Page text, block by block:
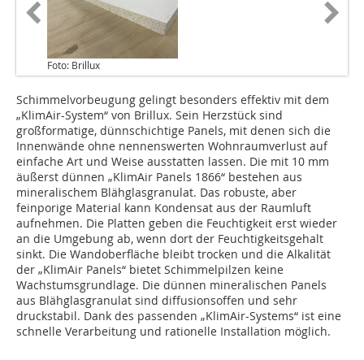
Foto: Brillux
Schimmelvorbeugung gelingt besonders effektiv mit dem
„KlimAir-System“ von Brillux. Sein Herzstück sind
großformatige, dünnschichtige Panels, mit denen sich die
Innenwände ohne nennenswerten Wohnraumverlust auf
einfache Art und Weise ausstatten lassen. Die mit 10 mm
äußerst dünnen „KlimAir Panels 1866“ bestehen aus
mineralischem Blähglasgranulat. Das robuste, aber
feinporige Material kann Kondensat aus der Raumluft
aufnehmen. Die Platten geben die Feuchtigkeit erst wieder
an die Umgebung ab, wenn dort der Feuchtigkeitsgehalt
sinkt. Die Wandoberfläche bleibt trocken und die Alkalität
der „KlimAir Panels“ bietet Schimmelpilzen keine
Wachstumsgrundlage. Die dünnen mineralischen Panels
aus Blähglasgranulat sind diffusionsoffen und sehr
druckstabil. Dank des passenden „KlimAir-Systems“ ist eine
schnelle Verarbeitung und rationelle Installation möglich.